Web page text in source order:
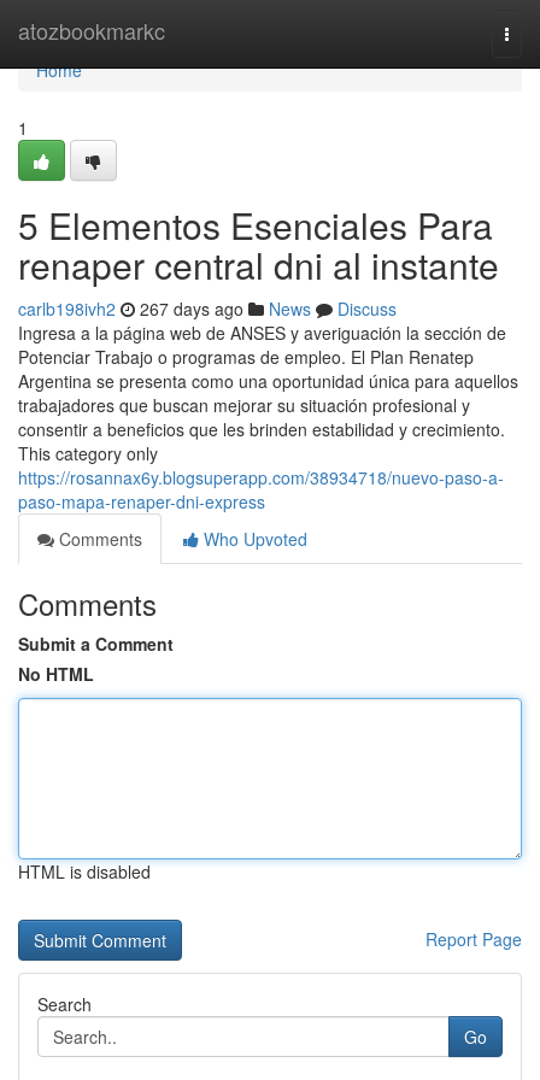
atozbookmarkc
Home
Home
1
5 Elementos Esenciales Para
renaper central dni al instante
carlb198ivh2 267 days ago News
Discuss
Ingresa a ​la página web de ANSES y averiguación la sección ⁢de
Potenciar Trabajo o programas de empleo. El Plan Renatep
Argentina se presenta como una oportunidad única para aquellos
trabajadores que buscan mejorar su situación profesional y
consentir a beneficios que les brinden estabilidad y crecimiento.
This category only
https://rosannax6y.blogsuperapp.com/38934718/nuevo-paso-a-
paso-mapa-renaper-dni-express
Comments
Who Upvoted
Comments
Submit a Comment
No HTML
HTML is disabled
Report Page
Search
Go